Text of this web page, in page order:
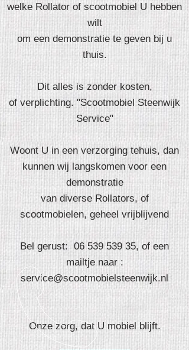
welke Rollator of scootmobiel U hebben
wilt
om een demonstratie te geven bij u
thuis.
Dit alles is zonder kosten,
of verplichting. "Scootmobiel Steenwijk
Service"
Woont U in een verzorging tehuis, dan
kunnen wij langskomen voor een
demonstratie
van diverse Rollators, of
scootmobielen, geheel vrijblijvend
Bel gerust: 06 539 539 35, of een
mailtje naar :
service@scootmobielsteenwijk.nl
Onze zorg, dat U mobiel blijft.